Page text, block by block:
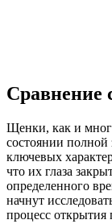
Сравнение
Щенки, как и
состоянии
ключевых
что их глаза
определенного
начнут
процесс открытия